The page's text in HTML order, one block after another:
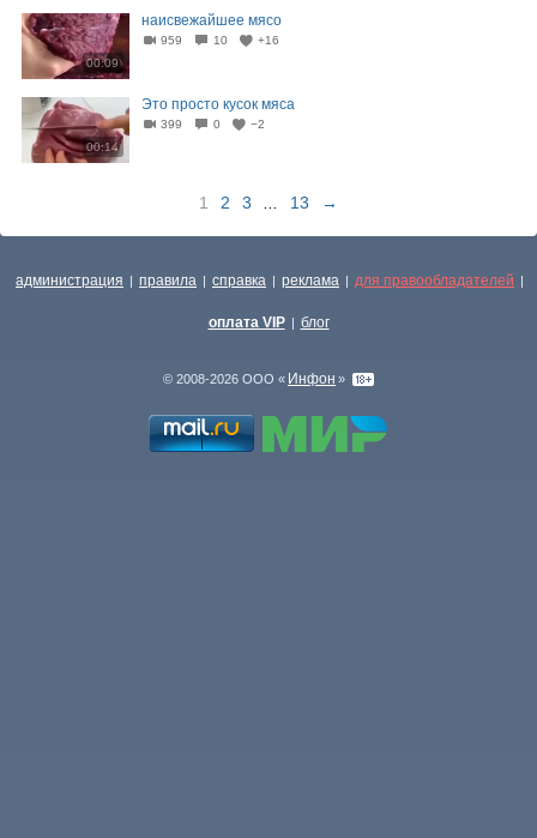
00:09
наисвежайшее мясо
959 10 +16
00:14
Это просто кусок мяса
399 0 −2
1 2 3 13 →
администрация | правила | справка | реклама | для правообладателей |
оплата VIP | блог
© 2008-2026 ООО « Инфон »